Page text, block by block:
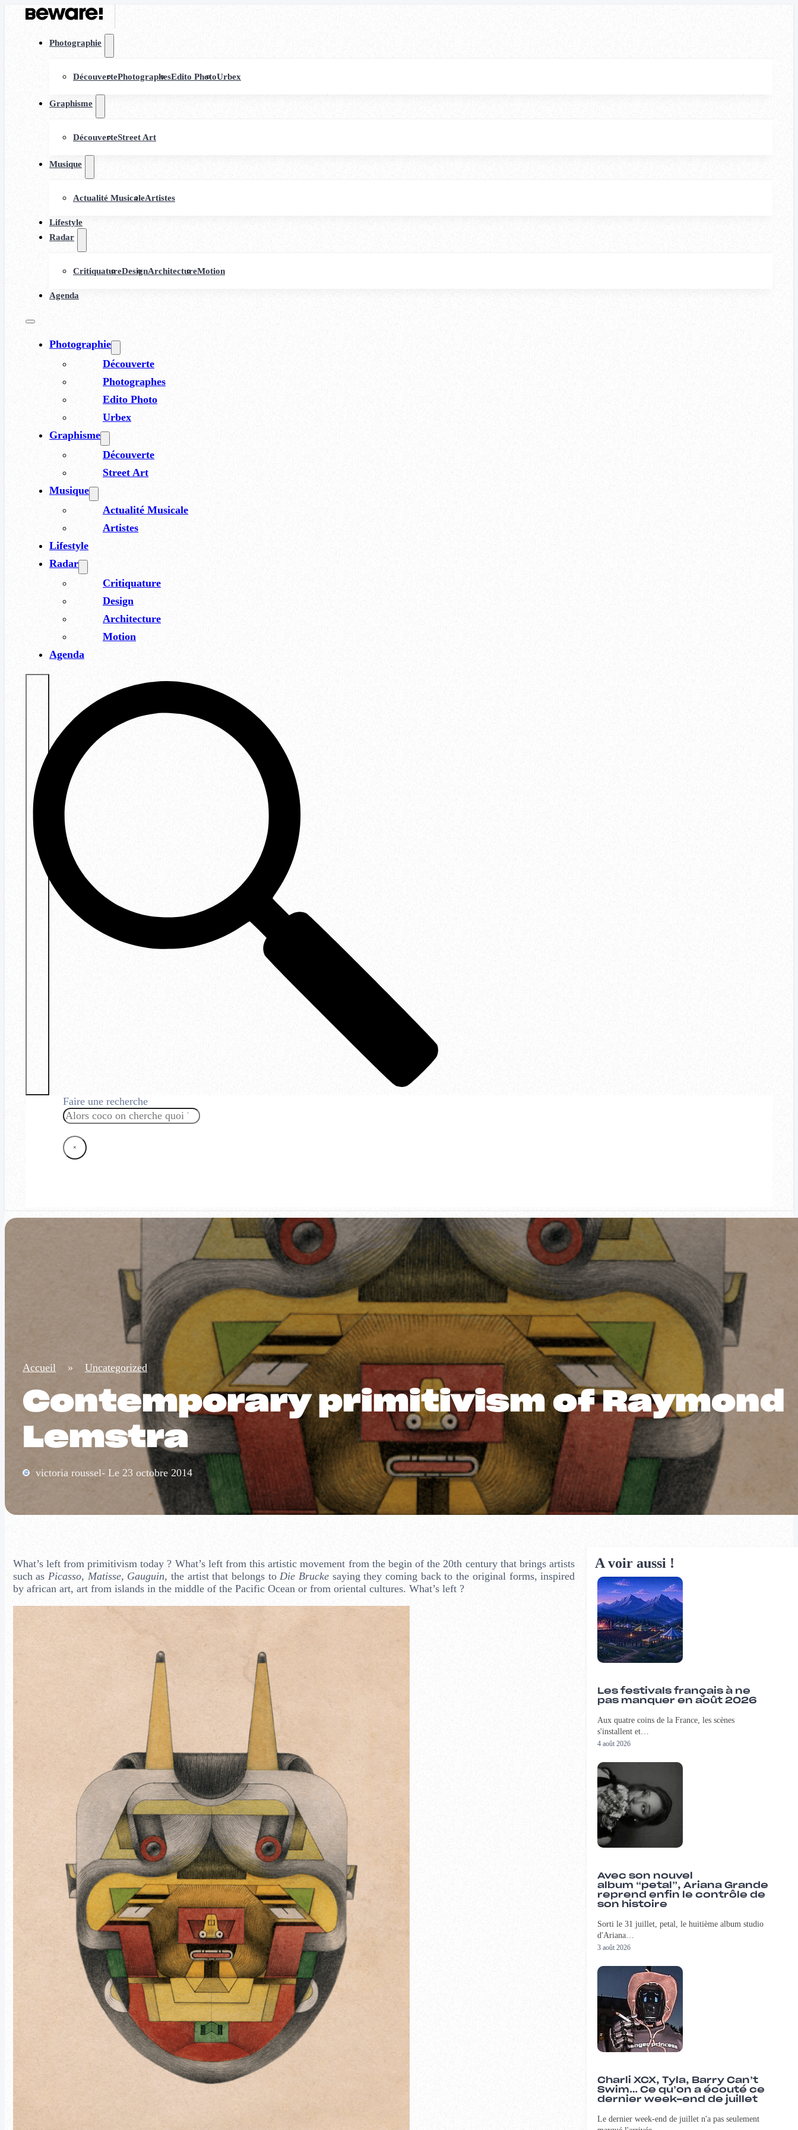
Photographie
DécouvertePhotographesEdito PhotoUrbex
Graphisme
DécouverteStreet Art
Musique
Actualité MusicaleArtistes
Lifestyle
Radar
CritiquatureDesignArchitectureMotion
Agenda
Photographie
Découverte
Photographes
Edito Photo
Urbex
Graphisme
Découverte
Street Art
Musique
Actualité Musicale
Artistes
Lifestyle
Radar
Critiquature
Design
Architecture
Motion
Agenda
Faire une recherche
Rechercher
×
Accueil » Uncategorized
Contemporary primitivism of Raymond
Lemstra
victoria roussel- Le 23 octobre 2014
What’s left from primitivism today ? What’s left from this artistic movement from the begin of the 20th century that brings artists
such as Picasso, Matisse, Gauguin, the artist that belongs to Die Brucke saying they coming back to the original forms, inspired
by african art, art from islands in the middle of the Pacific Ocean or from oriental cultures. What’s left ?
A voir aussi !
Les festivals français à ne
pas manquer en août 2026
Aux quatre coins de la France, les scènes
s'installent et…
4 août 2026
Avec son nouvel
album “petal”, Ariana Grande
reprend enfin le contrôle de
son histoire
Sorti le 31 juillet, petal, le huitième album studio
d'Ariana…
3 août 2026
Charli XCX, Tyla, Barry Can’t
Swim… Ce qu’on a écouté ce
dernier week-end de juillet
Le dernier week-end de juillet n'a pas seulement